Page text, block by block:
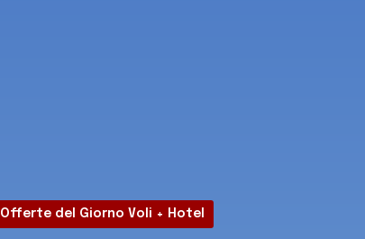
Offerte del Giorno Voli + Hotel